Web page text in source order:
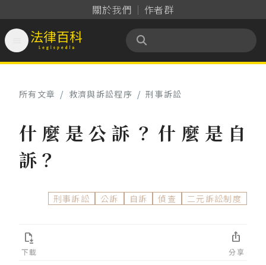
關於我們 作者群
法律百科 Legispedia
所有文章 / 救濟與訴訟程序 / 刑事訴訟
什麼是公訴？什麼是自
訴？
刑事訴訟 公訴 自訴 偵查 二元訴訟制度
下載

分享
